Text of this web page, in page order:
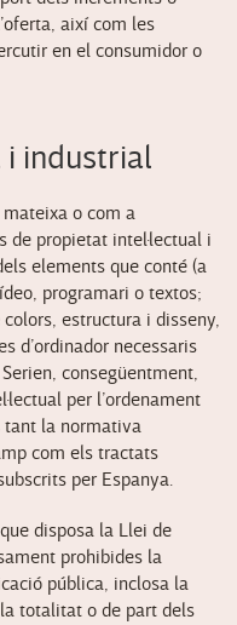
així com les
en el consumidor o
i industrial
o com a
de propietat intel·lectual i
elements que conté (a
programari o textos;
estructura i disseny,
d’ordinador necessaris
consegüentment,
per l’ordenament
tant la normativa
com els tractats
per Espanya.
disposa la Llei de
prohibides la
pública, inclosa la
totalitat o de part dels